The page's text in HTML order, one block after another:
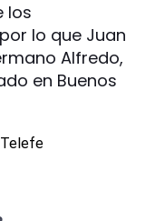
los
lo que Juan
Alfredo,
en Buenos